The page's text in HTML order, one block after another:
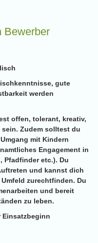
Bewerber
gute
werden
offen, tolerant, kreativ,
Zudem solltest du
mit Kindern
Engagement in
Pfadfinder etc.). Du
und kannst dich
zurechtfinden. Du
und bereit
zu leben.
Einsatzbeginn